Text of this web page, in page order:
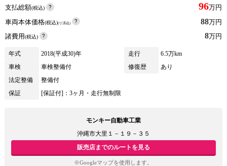
支払総額(税込) 96万円
車両本体価格(税込)(リ済込) 88万円
諸費用(税込) 8万円
年式 2018(平成30)年 走行
6.5万km
車検
車検整備付 修復歴
あり
法定整備
整備付
保証
[保証付]：3ヶ月・走行無制限
モンキー自動車工業
沖縄市大里１－１９－３５
販売店までのルートを見る
※Googleマップを使用します。